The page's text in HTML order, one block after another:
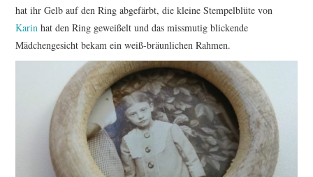
hat ihr Gelb auf den Ring abgefärbt, die kleine Stempelblüte von
Karinhat den Ring geweißelt und das missmutig blickende
Mädchengesicht bekam ein weiß-bräunlichen Rahmen.